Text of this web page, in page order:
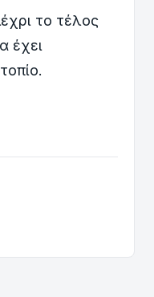
το τέλος
έχει